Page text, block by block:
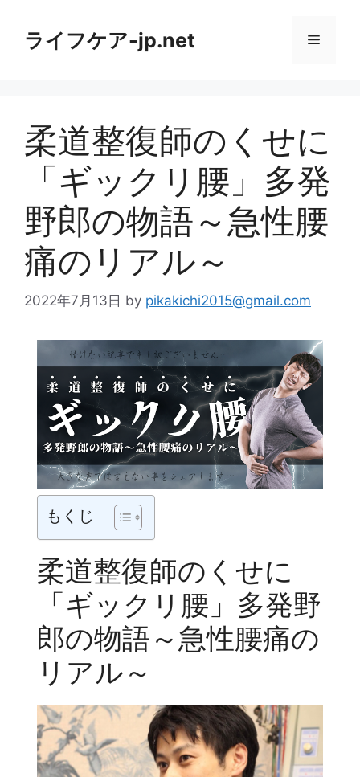
ライフケア-jp.net メ
ュ
ー
柔道整復師のくせに
「ギックリ腰」多発
野郎の物語～急性腰
痛のリアル～
2022年7月13日 by pikakichi2015@gmail.com
もくじ
柔道整復師のくせに
「ギックリ腰」多発野
郎の物語～急性腰痛の
リアル～